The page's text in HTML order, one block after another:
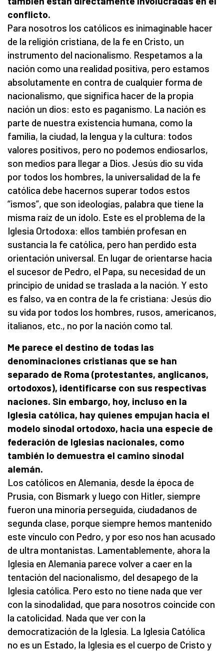
conflicto.
Para nosotros los católicos es inimaginable hacer
de la religión cristiana, de la fe en Cristo, un
instrumento del nacionalismo. Respetamos a la
nación como una realidad positiva, pero estamos
absolutamente en contra de cualquier forma de
nacionalismo, que significa hacer de la propia
nación un dios: esto es paganismo. La nación es
parte de nuestra existencia humana, como la
familia, la ciudad, la lengua y la cultura: todos
valores positivos, pero no podemos endiosarlos,
son medios para llegar a Dios. Jesús dio su vida
por todos los hombres, la universalidad de la fe
católica debe hacernos superar todos estos
“ismos”, que son ideologías, palabra que tiene la
misma raíz de un ídolo. Este es el problema de la
Iglesia Ortodoxa: ellos también profesan en
sustancia la fe católica, pero han perdido esta
orientación universal. En lugar de orientarse hacia
el sucesor de Pedro, el Papa, su necesidad de un
principio de unidad se traslada a la nación. Y esto
es falso, va en contra de la fe cristiana: Jesús dio
su vida por todos los hombres, rusos, americanos,
italianos, etc., no por la nación como tal.
Me parece el destino de todas las
denominaciones cristianas que se han
separado de Roma (protestantes, anglicanos,
ortodoxos), identificarse con sus respectivas
naciones. Sin embargo, hoy, incluso en la
Iglesia católica, hay quienes empujan hacia el
modelo sinodal ortodoxo, hacia una especie de
federación de Iglesias nacionales, como
también lo demuestra el camino sinodal
alemán.
Los católicos en Alemania, desde la época de
Prusia, con Bismark y luego con Hitler, siempre
fueron una minoría perseguida, ciudadanos de
segunda clase, porque siempre hemos mantenido
este vínculo con Pedro, y por eso nos han acusado
de ultra montanistas. Lamentablemente, ahora la
Iglesia en Alemania parece volver a caer en la
tentación del nacionalismo, del desapego de la
Iglesia católica. Pero esto no tiene nada que ver
con la sinodalidad, que para nosotros coincide con
la catolicidad. Nada que ver con la
democratización de la Iglesia. La Iglesia Católica
no es un Estado, la Iglesia es el cuerpo de Cristo y